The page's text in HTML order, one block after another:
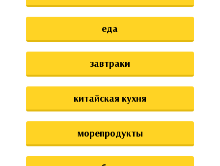
еда
завтраки
китайская кухня
морепродукты